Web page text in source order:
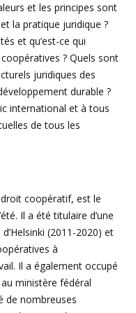
et les principes sont
la pratique juridique ?
et qu’est-ce qui
? Quels sont
juridiques des
durable ?
international et à tous
de tous les
coopératif, est le
Il a été titulaire d’une
(2011-2020) et
à
Il a également occupé
ministère fédéral
de nombreuses